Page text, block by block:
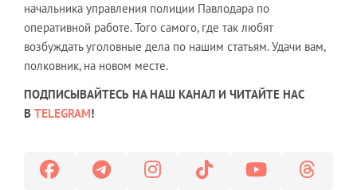
начальника управления полиции Павлодара по
оперативной работе. Того самого, где так любят
возбуждать уголовные дела по нашим статьям. Удачи вам,
полковник, на новом месте.
ПОДПИСЫВАЙТЕСЬ НА НАШ КАНАЛ И ЧИТАЙТЕ НАС
В TELEGRAM!